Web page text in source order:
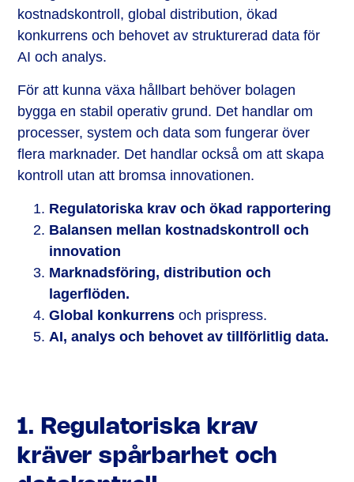
kostnadskontroll, global distribution, ökad
konkurrens och behovet av strukturerad data för
AI och analys.
För att kunna växa hållbart behöver bolagen
bygga en stabil operativ grund. Det handlar om
processer, system och data som fungerar över
flera marknader. Det handlar också om att skapa
kontroll utan att bromsa innovationen.
Regulatoriska krav och ökad rapportering
Balansen mellan kostnadskontroll och
innovation
Marknadsföring, distribution och
lagerflöden.
Global konkurrens och prispress.
AI, analys och behovet av tillförlitlig data.
1. Regulatoriska krav
kräver spårbarhet och